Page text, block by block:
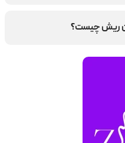
ریش چیست؟